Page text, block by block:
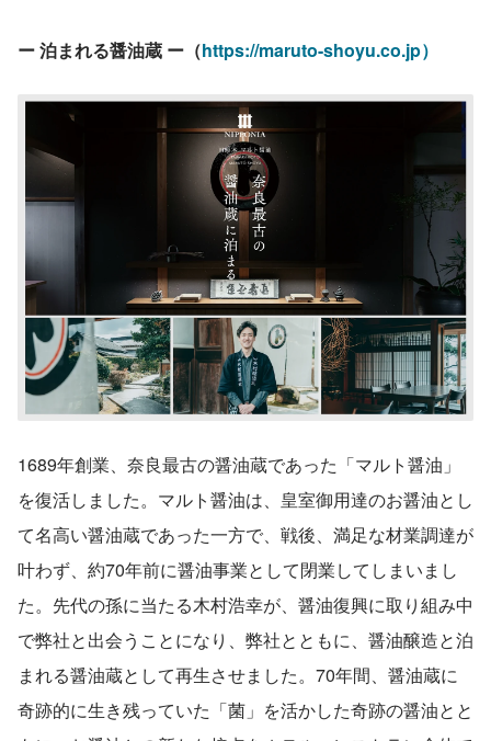
ー 泊まれる醤油蔵 ー（https://maruto-shoyu.co.jp）
1689年創業、奈良最古の醤油蔵であった「マルト醤油」
を復活しました。マルト醤油は、皇室御用達のお醤油とし
て名高い醤油蔵であった一方で、戦後、満足な材業調達が
叶わず、約70年前に醤油事業として閉業してしまいまし
た。先代の孫に当たる木村浩幸が、醤油復興に取り組み中
で弊社と出会うことになり、弊社とともに、醤油醸造と泊
まれる醤油蔵として再生させました。70年間、醤油蔵に
奇跡的に生き残っていた「菌」を活かした奇跡の醤油とと